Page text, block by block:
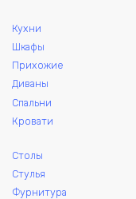
Кухни
Шкафы
Прихожие
Диваны
Спальни
Кровати
Столы
Стулья
Фурнитура